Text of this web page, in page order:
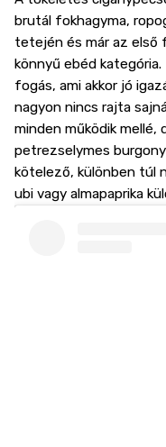
brutál fokhagyma,
tetején és már az első
könnyű ebéd kategória.
fogás, ami akkor jó
nagyon nincs rajta
minden működik mellé,
petrezselymes
kötelező, különben túl
ubi vagy almapaprika